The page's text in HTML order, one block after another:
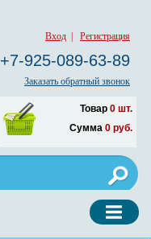
Вход Регистрация
+7-925-089-63-89
Заказать обратный звонок
Товар 0 шт.
Сумма 0 руб.